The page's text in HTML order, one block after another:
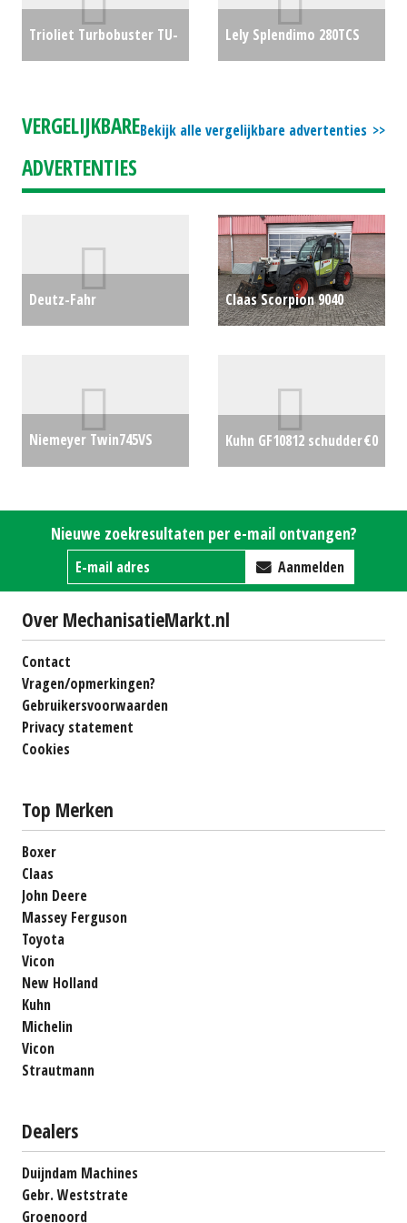
Trioliet Turbobuster TU-
Lely Splendimo 280TCS
Bekijk alle vergelijkbare advertenties
VERGELIJKBARE
ADVERTENTIES
Deutz-Fahr
Claas Scorpion 9040
Niemeyer Twin745VS
Kuhn GF10812 schudder€0
Nieuwe zoekresultaten per e-mail ontvangen?
Aanmelden
Over MechanisatieMarkt.nl
Contact
Vragen/opmerkingen?
Gebruikersvoorwaarden
Privacy statement
Cookies
Top Merken
Boxer
Claas
John Deere
Massey Ferguson
Toyota
Vicon
New Holland
Kuhn
Michelin
Vicon
Strautmann
Dealers
Duijndam Machines
Gebr. Weststrate
Groenoord